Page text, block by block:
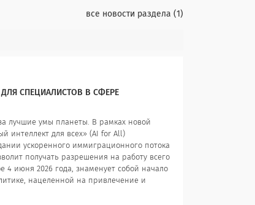
все новости раздела 1
СПЕЦИАЛИСТОВ В СФЕРЕ
лучшие умы планеты. В рамках новой
интеллект для всех» (AI for All)
ускоренного иммиграционного потока
получать разрешения на работу всего
4 июня 2026 года, знаменует собой начало
нацеленной на привлечение и